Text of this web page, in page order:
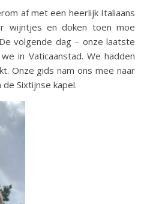
af met een heerlijk Italiaans
wijntjes en doken toen moe
volgende dag – onze laatste
in Vaticaanstad. We hadden
Onze gids nam ons mee naar
Sixtijnse kapel.